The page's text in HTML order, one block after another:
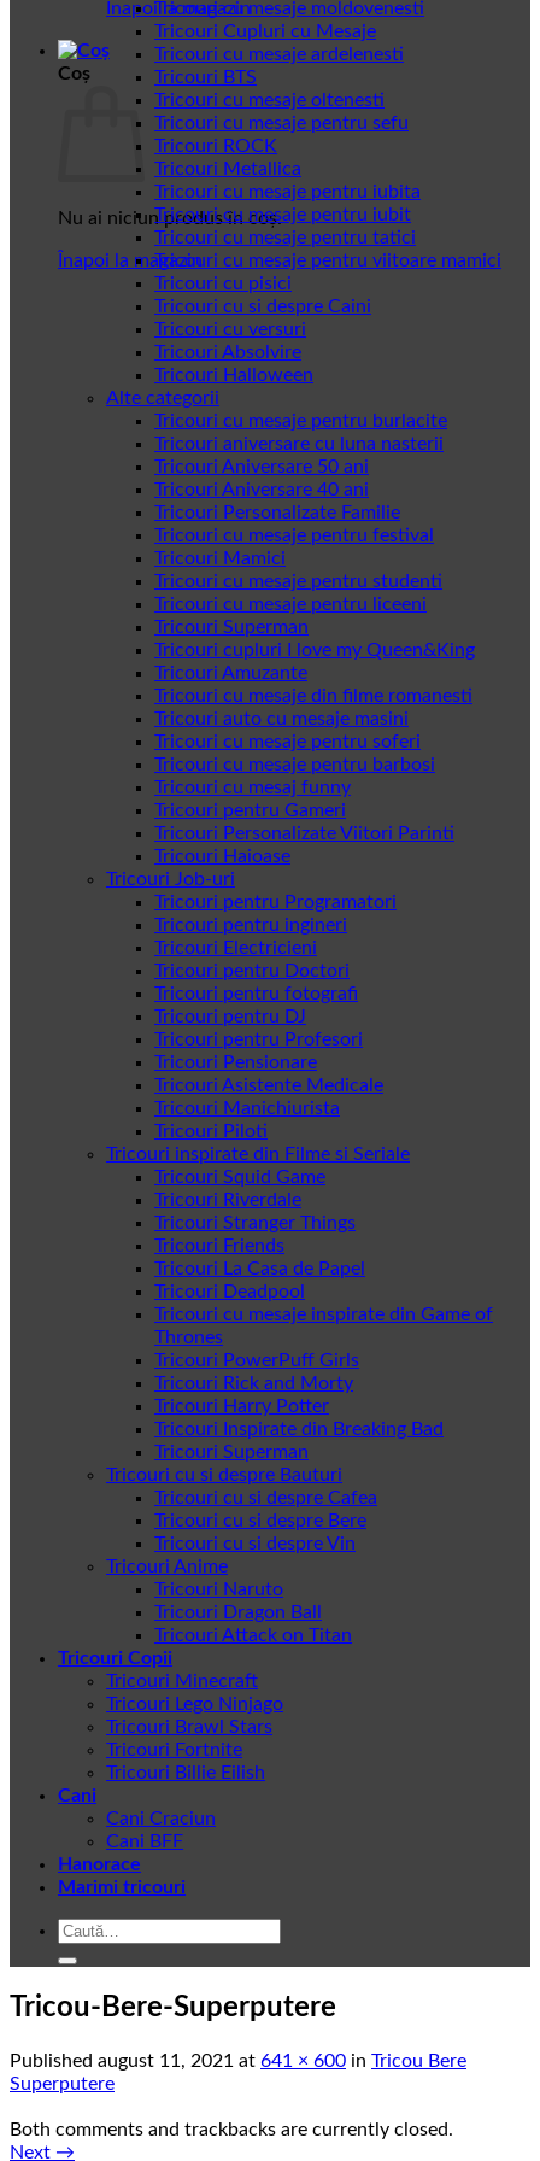
Înapoi la magazin
Coș
Nu ai niciun produs în coș.
Înapoi la magazin
Tricouri cu mesaje moldovenesti
Tricouri Cupluri cu Mesaje
Tricouri cu mesaje ardelenesti
Tricouri BTS
Tricouri cu mesaje oltenesti
Tricouri cu mesaje pentru sefu
Tricouri ROCK
Tricouri Metallica
Tricouri cu mesaje pentru iubita
Tricouri cu mesaje pentru iubit
Tricouri cu mesaje pentru tatici
Tricouri cu mesaje pentru viitoare mamici
Tricouri cu pisici
Tricouri cu si despre Caini
Tricouri cu versuri
Tricouri Absolvire
Tricouri Halloween
Alte categorii
Tricouri cu mesaje pentru burlacite
Tricouri aniversare cu luna nasterii
Tricouri Aniversare 50 ani
Tricouri Aniversare 40 ani
Tricouri Personalizate Familie
Tricouri cu mesaje pentru festival
Tricouri Mamici
Tricouri cu mesaje pentru studenti
Tricouri cu mesaje pentru liceeni
Tricouri Superman
Tricouri cupluri I love my Queen&King
Tricouri Amuzante
Tricouri cu mesaje din filme romanesti
Tricouri auto cu mesaje masini
Tricouri cu mesaje pentru soferi
Tricouri cu mesaje pentru barbosi
Tricouri cu mesaj funny
Tricouri pentru Gameri
Tricouri Personalizate Viitori Parinti
Tricouri Haioase
Tricouri Job-uri
Tricouri pentru Programatori
Tricouri pentru ingineri
Tricouri Electricieni
Tricouri pentru Doctori
Tricouri pentru fotografi
Tricouri pentru DJ
Tricouri pentru Profesori
Tricouri Pensionare
Tricouri Asistente Medicale
Tricouri Manichiurista
Tricouri Piloti
Tricouri inspirate din Filme si Seriale
Tricouri Squid Game
Tricouri Riverdale
Tricouri Stranger Things
Tricouri Friends
Tricouri La Casa de Papel
Tricouri Deadpool
Tricouri cu mesaje inspirate din Game of
Thrones
Tricouri PowerPuff Girls
Tricouri Rick and Morty
Tricouri Harry Potter
Tricouri Inspirate din Breaking Bad
Tricouri Superman
Tricouri cu si despre Bauturi
Tricouri cu si despre Cafea
Tricouri cu si despre Bere
Tricouri cu si despre Vin
Tricouri Anime
Tricouri Naruto
Tricouri Dragon Ball
Tricouri Attack on Titan
Tricouri Copii
Tricouri Minecraft
Tricouri Lego Ninjago
Tricouri Brawl Stars
Tricouri Fortnite
Tricouri Billie Eilish
Cani
Cani Craciun
Cani BFF
Hanorace
Marimi tricouri
Caută
Tricou-Bere-Superputere
Published august 11, 2021 at 641 × 600 in Tricou Bere
Superputere
Both comments and trackbacks are currently closed.
Next →